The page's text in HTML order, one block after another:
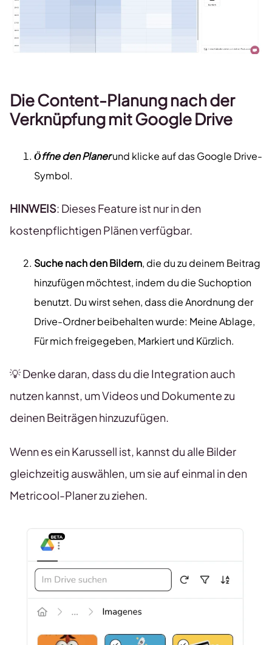
Die Content-Planung nach der
Verknüpfung mit Google Drive
Öffne den Planerund klicke auf das Google Drive-
Symbol.
HINWEIS: Dieses Feature ist nur in den
kostenpflichtigen Plänen verfügbar.
Suche nach den Bildern, die du zu deinem Beitrag
hinzufügen möchtest, indem du die Suchoption
benutzt. Du wirst sehen, dass die Anordnung der
Drive-Ordner beibehalten wurde: Meine Ablage,
Für mich freigegeben, Markiert und Kürzlich.
💡 Denke daran, dass du die Integration auch
nutzen kannst, um Videos und Dokumente zu
deinen Beiträgen hinzuzufügen.
Wenn es ein Karussell ist, kannst du alle Bilder
gleichzeitig auswählen, um sie auf einmal in den
Metricool-Planer zu ziehen.